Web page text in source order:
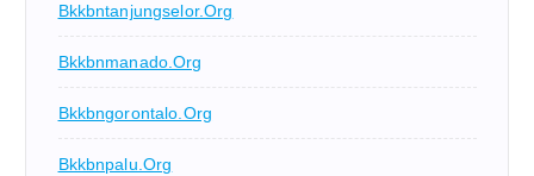
Bkkbntanjungselor.org
Bkkbnmanado.org
Bkkbngorontalo.org
Bkkbnpalu.org